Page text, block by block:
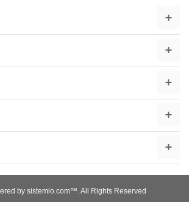
by sistemio.com™. All Rights Reserved